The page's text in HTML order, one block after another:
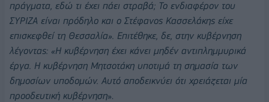
πράγματα, εδώ τι έχει πάει στραβά; Το ενδιαφέρον του
ΣΥΡΙΖΑ είναι πρόδηλο και ο Στέφανος Κασσελάκης είχε
επισκεφθεί τη Θεσσαλία». Επιτέθηκε, δε, στην κυβέρνηση
λέγοντας: «Η κυβέρνηση έχει κάνει μηδέν αντιπλημμυρικά
έργα. Η κυβέρνηση Μητσοτάκη υποτιμά τη σημασία των
δημοσίων υποδομών. Αυτό αποδεικνύει ότι χρειάζεται μία
προοδευτική κυβέρνηση».